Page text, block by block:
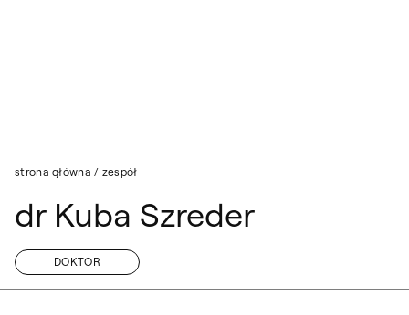
strona główna / zespół
dr Kuba Szreder
DOKTOR